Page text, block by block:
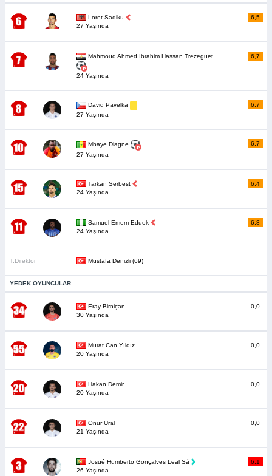
Loret Sadiku
27 Yaşında
6,5
Mahmoud Ahmed İbrahim Hassan Trezeguet
24 Yaşında
6,7
David Pavelka
27 Yaşında
6,7
Mbaye Diagne
27 Yaşında
6,7
Tarkan Serbest
24 Yaşında
6,4
Samuel Emem Eduok
24 Yaşında
6,8
T.Direktör Mustafa Denizli (69)
YEDEK OYUNCULAR
Eray Birniçan
30 Yaşında
0,0
Murat Can Yıldız
20 Yaşında
0,0
Hakan Demir
20 Yaşında
0,0
Onur Ural
21 Yaşında
0,0
Josué Humberto Gonçalves Leal Sá
26 Yaşında
6,1